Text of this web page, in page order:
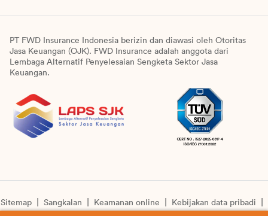
PT FWD Insurance Indonesia berizin dan diawasi oleh Otoritas
Jasa Keuangan (OJK). FWD Insurance adalah anggota dari
Lembaga Alternatif Penyelesaian Sengketa Sektor Jasa
Keuangan.
Sitemap Sangkalan Keamanan online
Kebijakan data pribadi